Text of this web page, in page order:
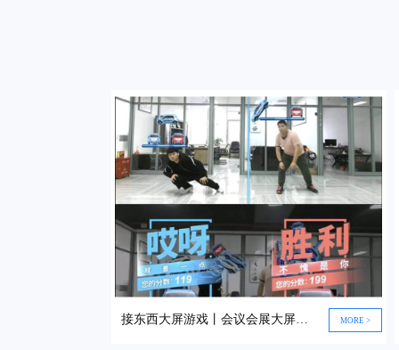
接东西大屏游戏丨会议会展大屏游戏丨体感互动大屏游戏 MORE >